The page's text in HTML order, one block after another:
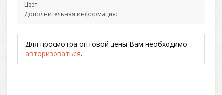
Цвет:
Дополнительная информация:
Для просмотра оптовой цены Вам необходимо
авторизоваться.